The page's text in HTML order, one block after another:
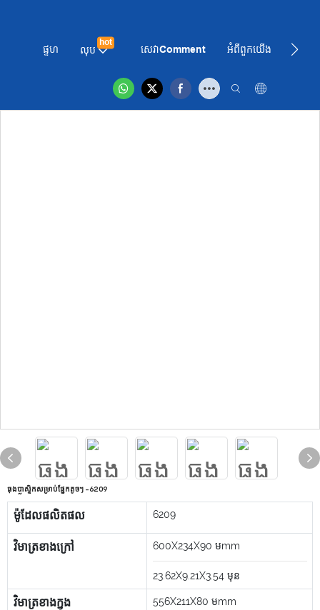
ផ្ទហ លុប
hot
សេវាComment អំពី​ពួក​យើង ព័ត៌មា
ធុងប្លាស្ទិកសម្រាប់ផ្នែកតូចៗ -6209
ម៉ូដែលផលិតផល 6209
វិមាត្រខាងក្រៅ 600X234X90 មmm
23.62X9.21X3.54 មុន
វិមាត្រខាងក្នុង 556X211X80 មmm